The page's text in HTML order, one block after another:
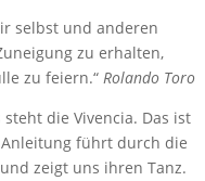
selbst und anderen
zu erhalten,
zu feiern.“ Rolando Toro
die Vivencia. Das ist
führt durch die
zeigt uns ihren Tanz.